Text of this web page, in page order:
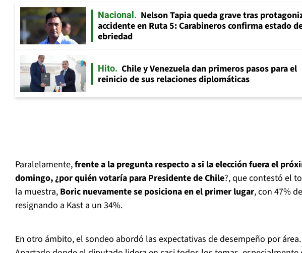
Nacional
Nelson Tapia queda grave tras
accidente en Ruta 5: Carabineros confirma estado
ebriedad
Hito
Chile y Venezuela dan primeros pasos para el
reinicio de sus relaciones diplomáticas
Paralelamente,frente a la pregunta respecto a si la elección fuera el
domingo, ¿por quién votaría para Presidente de Chile?, que contestó el
la muestra, Boric nuevamente se posiciona en el primer lugar, con 47%
resignando a Kast a un 34%.
En otro ámbito, el sondeo abordó las expectativas de desempeño por área.